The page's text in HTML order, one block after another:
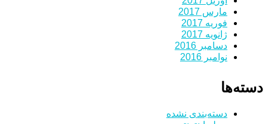
مارس 2017
فوریه 2017
ژانویه 2017
دسامبر 2016
نوامبر 2016
دسته‌ها
دسته‌بندی نشده